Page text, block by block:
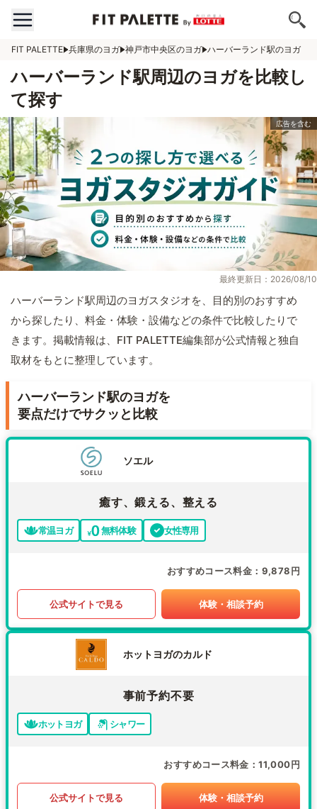
FIT PALETTE 兵庫県のヨガ 神戸市中央区のヨガ ハーバーランド駅のヨガ
ハーバーランド駅周辺のヨガを比較し
て探す
最終更新日：2026/08/10
ハーバーランド駅周辺のヨガスタジオを、目的別のおすすめ
から探したり、料金・体験・設備などの条件で比較したりで
きます。掲載情報は、FIT PALETTE編集部が公式情報と独自
取材をもとに整理しています。
ハーバーランド駅のヨガを
要点だけでサクッと比較
ソエル
癒す、鍛える、整える
常温ヨガ 無料体験 女性専用
おすすめコース料金 9,878円
公式サイトで見る 体験・相談予約
ホットヨガのカルド
事前予約不要
ホットヨガ シャワー
おすすめコース料金 11,000円
公式サイトで見る 体験・相談予約